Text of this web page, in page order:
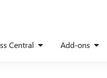
Central Add-ons